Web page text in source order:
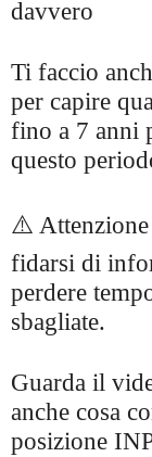
davvero
Ti faccio
per capire
fino a 7 anni
questo
⚠️ Attenzione
fidarsi di
perdere
sbagliate.
Guarda il
anche cosa
posizione